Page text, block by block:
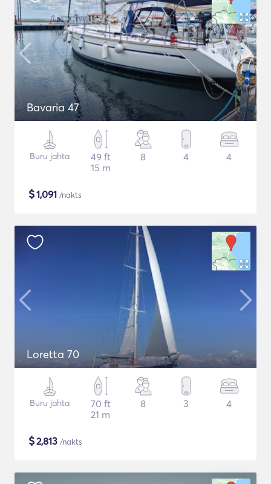
Bavaria 47
Buru jahta
49 ft
15 m
8 4 4
$1,091 /nakts
Loretta 70
Buru jahta
70 ft
21 m
8 3 4
$2,813 /nakts